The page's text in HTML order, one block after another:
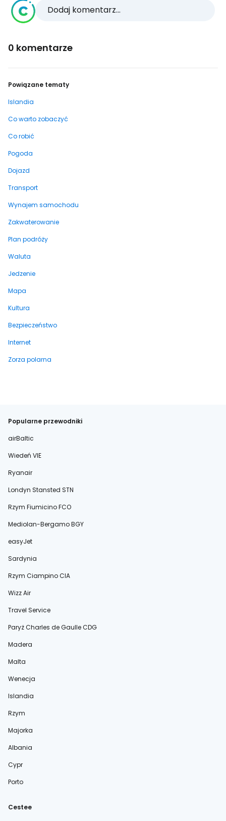
Dodaj komentarz...
0 komentarze
Powiązane tematy
Islandia
Co warto zobaczyć
Co robić
Pogoda
Dojazd
Transport
Wynajem samochodu
Zakwaterowanie
Plan podróży
Waluta
Jedzenie
Mapa
Kultura
Bezpieczeństwo
Internet
Zorza polarna
Popularne przewodniki
airBaltic
Wiedeń VIE
Ryanair
Londyn Stansted STN
Rzym Fiumicino FCO
Mediolan-Bergamo BGY
easyJet
Sardynia
Rzym Ciampino CIA
Wizz Air
Travel Service
Paryż Charles de Gaulle CDG
Madera
Malta
Wenecja
Islandia
Rzym
Majorka
Albania
Cypr
Porto
Cestee